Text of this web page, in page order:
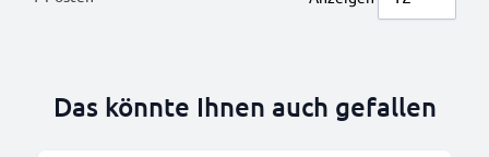
Das könnte Ihnen auch gefallen